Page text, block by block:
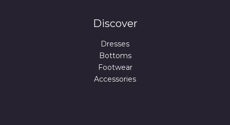
Discover
Dresses
Bottoms
Footwear
Accessories